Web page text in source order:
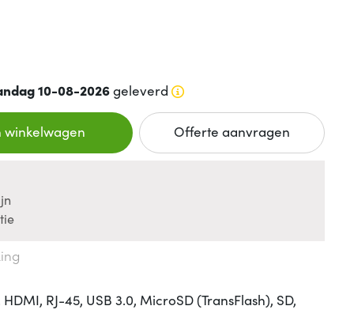
10-08-2026geleverd
winkelwagen Offerte aanvragen
RJ-45, USB 3.0, MicroSD (TransFlash), SD,